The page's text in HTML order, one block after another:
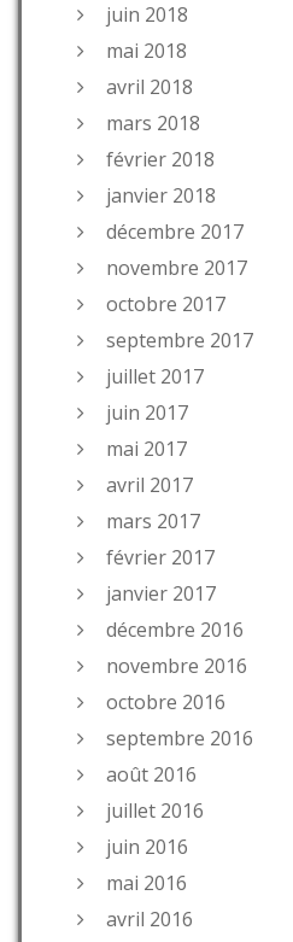
juin 2018
mai 2018
avril 2018
mars 2018
février 2018
janvier 2018
décembre 2017
novembre 2017
octobre 2017
septembre 2017
juillet 2017
juin 2017
mai 2017
avril 2017
mars 2017
février 2017
janvier 2017
décembre 2016
novembre 2016
octobre 2016
septembre 2016
août 2016
juillet 2016
juin 2016
mai 2016
avril 2016